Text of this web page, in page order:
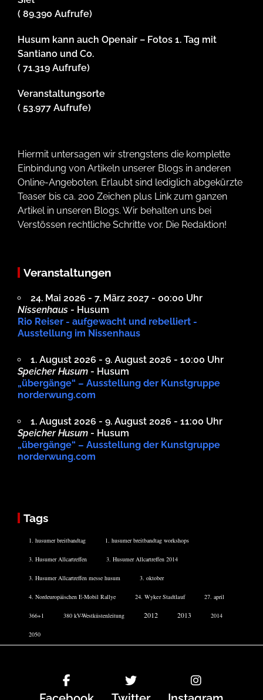
( 89.390 Aufrufe)
Husum kann auch Openair – Fotos 1. Tag mit
Santiano und Co.
( 71.319 Aufrufe)
Veranstaltungsorte
( 53.977 Aufrufe)
Hiermit untersagen wir strengstens die komplette
Einbindung von Artikeln unserer Blogs in anderen
Online-Angeboten. Erlaubt sind lediglich abgekürzte
Teaser bis ca. 200 Zeichen plus Link zum ganzen
Artikel in unseren Blogs. Wir behalten uns bei
Verstössen rechtliche Schritte vor. Die Redaktion!
Veranstaltungen
24. Mai 2026 - 7. März 2027 - 00:00 Uhr
Nissenhaus - Husum
Rio Reiser - aufgewacht und rebelliert -
Ausstellung im Nissenhaus
1. August 2026 - 9. August 2026 - 10:00 Uhr
Speicher Husum - Husum
„übergänge“ – Ausstellung der Kunstgruppe
norderwung.com
1. August 2026 - 9. August 2026 - 11:00 Uhr
Speicher Husum - Husum
„übergänge“ – Ausstellung der Kunstgruppe
norderwung.com
Tags
1. husumer breitbandtag 1. husumer breitbandtag workshops
3. Husumer Allcartreffen 3. Husumer Allcartreffen 2014
3. Husumer Allcartreffen messe husum 3. oktober
4. Nordeuropäischen E-Mobil Rallye 24. Wyker Stadtlauf 27. april
366+1 380 kV-Westküstenleitung 2012 2013 2014
2050